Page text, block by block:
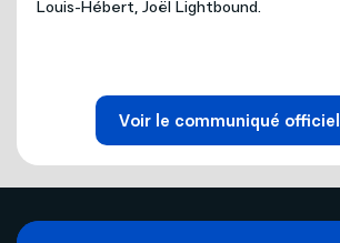
Louis-Hébert, Joël Lightbound.
Voir le communiqué officiel